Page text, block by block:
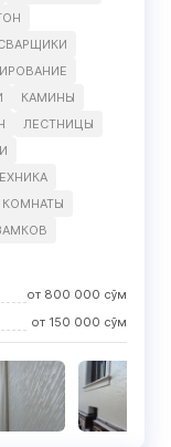
КАМИНЫ
ЛЕСТНИЦЫ
КОМНАТЫ
от 800 000 сўм
от 150 000 сўм